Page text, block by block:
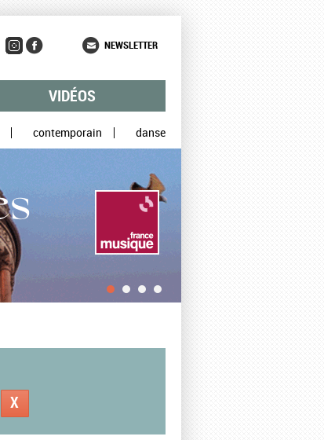
NEWSLETTER
VIDÉOS
contemporain danse